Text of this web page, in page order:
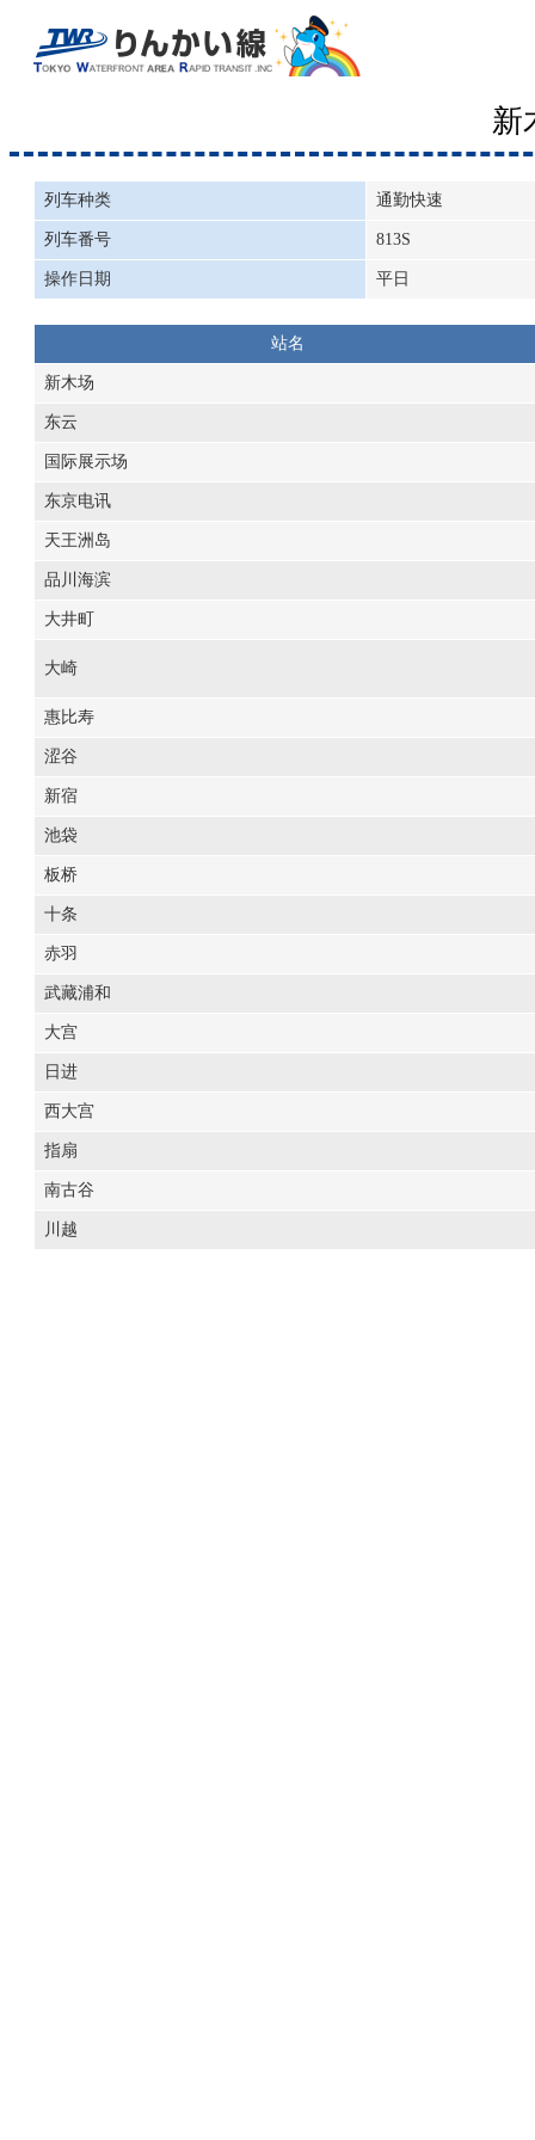
新
列车种类 通勤快速
列车番号 813S
操作日期 平日
站名
新木场
东云
国际展示场
东京电讯
天王洲岛
品川海滨
大井町
大崎
惠比寿
涩谷
新宿
池袋
板桥
十条
赤羽
武藏浦和
大宫
日进
西大宫
指扇
南古谷
川越